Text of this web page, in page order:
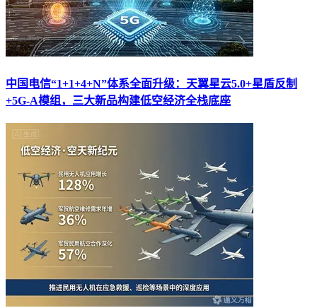
中国电信“1+1+4+N”体系全面升级：天翼星云5.0+星盾反制
+5G-A模组，三大新品构建低空经济全栈底座